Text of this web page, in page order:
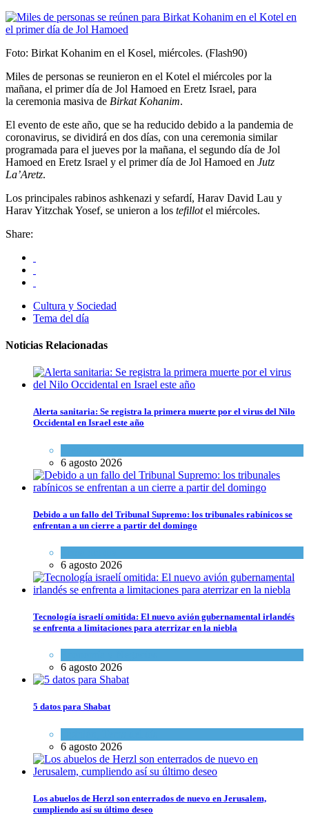
Foto: Birkat Kohanim en el Kosel, miércoles. (Flash90)
Miles de personas se reunieron en el Kotel el miércoles por la
mañana, el primer día de Jol Hamoed en Eretz Israel, para
la ceremonia masiva de Birkat Kohanim.
El evento de este año, que se ha reducido debido a la pandemia de
coronavirus, se dividirá en dos días, con una ceremonia similar
programada para el jueves por la mañana, el segundo día de Jol
Hamoed en Eretz Israel y el primer día de Jol Hamoed en Jutz
La’Aretz.
Los principales rabinos ashkenazi y sefardí, Harav David Lau y
Harav Yitzchak Yosef, se unieron a los tefillotel miércoles.
Share:
Cultura y Sociedad
Tema del día
Noticias Relacionadas
Alerta sanitaria: Se registra la primera muerte por el virus del Nilo
Occidental en Israel este año
6 agosto 2026
Debido a un fallo del Tribunal Supremo: los tribunales rabínicos se
enfrentan a un cierre a partir del domingo
6 agosto 2026
Tecnología israelí omitida: El nuevo avión gubernamental irlandés
se enfrenta a limitaciones para aterrizar en la niebla
6 agosto 2026
5 datos para Shabat
6 agosto 2026
Los abuelos de Herzl son enterrados de nuevo en Jerusalem,
cumpliendo así su último deseo